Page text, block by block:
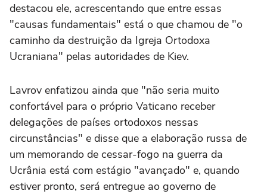
destacou ele, acrescentando que entre essas
"causas fundamentais" está o que chamou de "o
caminho da destruição da Igreja Ortodoxa
Ucraniana" pelas autoridades de Kiev.
Lavrov enfatizou ainda que "não seria muito
confortável para o próprio Vaticano receber
delegações de países ortodoxos nessas
circunstâncias" e disse que a elaboração russa de
um memorando de cessar-fogo na guerra da
Ucrânia está com estágio "avançado" e, quando
estiver pronto, será entregue ao governo de